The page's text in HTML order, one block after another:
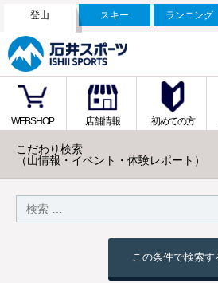
登山 スキー ランニング
WEBSHOP 店舗情報 初めての方
こだわり検索
（山情報・イベント・体験レポート）
この条件で検索す